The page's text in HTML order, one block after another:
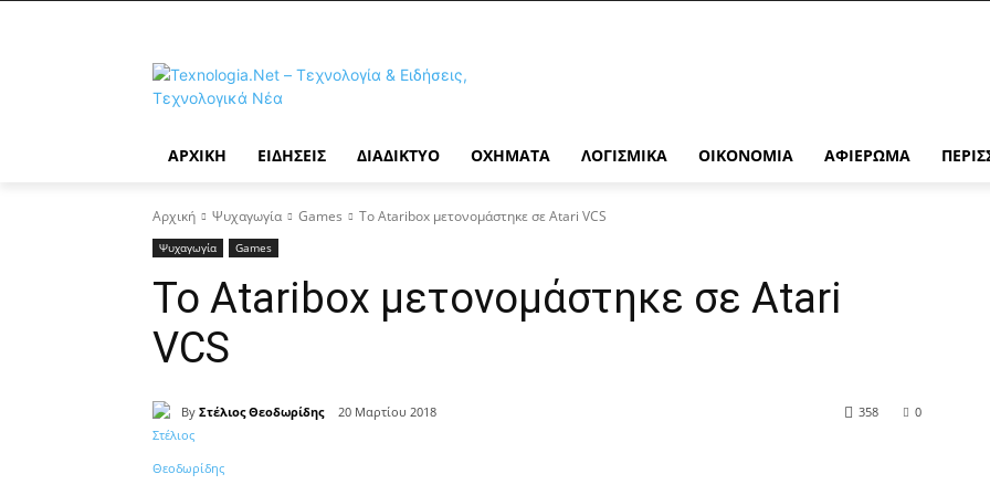
ΑΡΧΙΚΉ ΕΙΔΉΣΕΙΣ ΔΙΑΔΊΚΤΥΟ ΟΧΉΜΑΤΑ ΛΟΓΙΣΜΙΚΆ ΟΙΚΟΝΟΜΊΑ ΑΦΙΈΡΩΜΑ
Αρχική Ψυχαγωγία Games Το Ataribox μετονομάστηκε σε Atari VCS
Ψυχαγωγία Games
Το Ataribox μετονομάστηκε σε Atari
VCS
By Στέλιος Θεοδωρίδης 20 Μαρτίου 2018 0
358
Κοινοποίηση